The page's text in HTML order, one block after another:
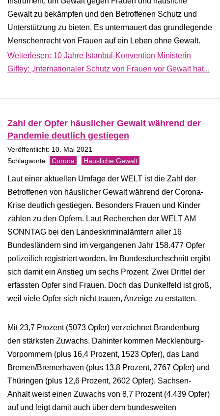
Gewalt zu bekämpfen und den Betroffenen Schutz und
Unterstützung zu bieten. Es untermauert das grundlegende
Menschenrecht von Frauen auf ein Leben ohne Gewalt.
Weiterlesen: 10 Jahre Istanbul-Konvention Ministerin
Giffey: „Internationaler Schutz von Frauen vor Gewalt hat...
Zahl der Opfer häuslicher Gewalt während der
Pandemie deutlich gestiegen
Veröffentlicht: 10. Mai 2021
Corona Häusliche Gewalt
Laut einer aktuellen Umfage der WELT ist die Zahl der
Betroffenen von häuslicher Gewalt während der Corona-
Krise deutlich gestiegen. Besonders Frauen und Kinder
zählen zu den Opfern. Laut Recherchen der WELT AM
SONNTAG bei den Landeskriminalämtern aller 16
Bundesländern sind im vergangenen Jahr 158.477 Opfer
polizeilich registriert worden. Im Bundesdurchschnitt ergibt
sich damit ein Anstieg um sechs Prozent. Zwei Drittel der
erfassten Opfer sind Frauen. Doch das Dunkelfeld ist groß,
weil viele Opfer sich nicht trauen, Anzeige zu erstatten.
Mit 23,7 Prozent (5073 Opfer) verzeichnet Brandenburg
den stärksten Zuwachs. Dahinter kommen Mecklenburg-
Vorpommern (plus 16,4 Prozent, 1523 Opfer), das Land
Bremen/Bremerhaven (plus 13,8 Prozent, 2767 Opfer) und
Thüringen (plus 12,6 Prozent, 2602 Opfer). Sachsen-
Anhalt weist einen Zuwachs von 8,7 Prozent (4.439 Opfer)
auf und leigt damit auch über dem bundesweiten